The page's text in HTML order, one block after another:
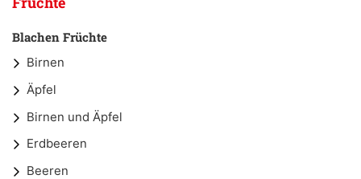
Blachen Früchte
Birnen
Äpfel
Birnen und Äpfel
Erdbeeren
Beeren